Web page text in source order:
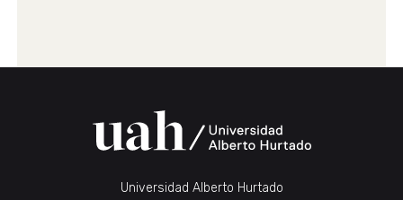
Universidad Alberto Hurtado